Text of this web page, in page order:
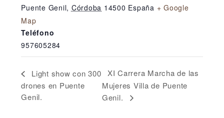
Puente Genil, Córdoba 14500 España + Google
Map
Teléfono
957605284
Light show con 300
drones en Puente
Genil.
XI Carrera Marcha de las
Mujeres Villa de Puente
Genil.